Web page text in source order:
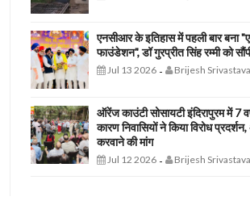
एनसीआर के इतिहास में पहली बार बना
फाउंडेशन", डॉ गुरप्रीत सिंह रम्मी को
Jul 13 2026- Brijesh Srivastava
ऑरेंज काउंटी सोसायटी इंदिरापुरम में 7
कारण निवासियों ने किया विरोध
करवाने की मांग
Jul 12 2026- Brijesh Srivastava